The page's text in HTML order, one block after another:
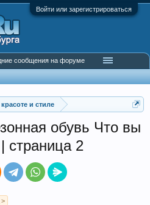
Войти или зарегистрироваться
и стиле
обувь Что вы
страница 2
>
сообщения на форуме